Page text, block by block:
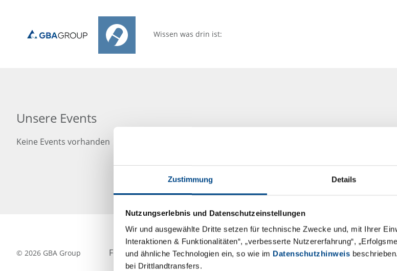
Zustimmung Details
Nutzungserlebnis und Datenschutzeinstellungen
Wir und ausgewählte Dritte setzen für technische Zwecke und, mit Ihrer
Interaktionen & Funktionalitäten“, „verbesserte Nutzererfahrung“,
und ähnliche Technologien ein, so wie im Datenschutzhinweis
bei Drittlandtransfers.
Wissen was drin ist:
Unsere Events
Keine Events vorhanden
© 2026 GBA Group Folgen Sie uns Kontakt Datenschutz